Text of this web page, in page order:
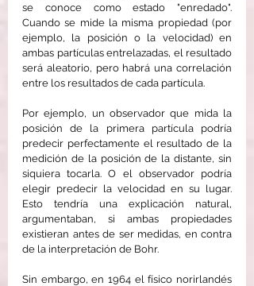
se conoce como estado "enredado".
Cuando se mide la misma propiedad (por
ejemplo, la posición o la velocidad) en
ambas partículas entrelazadas, el resultado
será aleatorio, pero habrá una correlación
entre los resultados de cada partícula.
Por ejemplo, un observador que mida la
posición de la primera partícula podría
predecir perfectamente el resultado de la
medición de la posición de la distante, sin
siquiera tocarla. O el observador podría
elegir predecir la velocidad en su lugar.
Esto tendría una explicación natural,
argumentaban, si ambas propiedades
existieran antes de ser medidas, en contra
de la interpretación de Bohr.
Sin embargo, en 1964 el físico norirlandés